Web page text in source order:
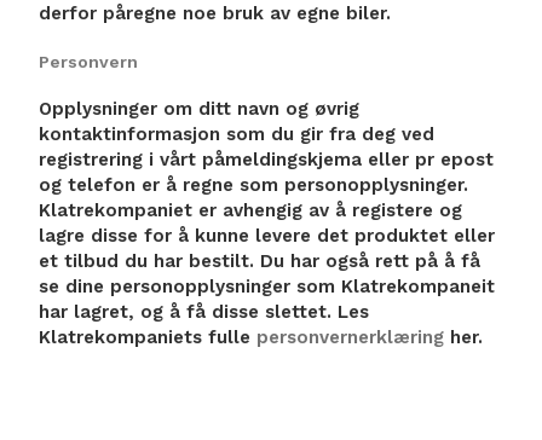
derfor påregne noe bruk av egne biler.
Personvern
Opplysninger om ditt navn og øvrig
kontaktinformasjon som du gir fra deg ved
registrering i vårt påmeldingskjema eller pr epost
og telefon er å regne som personopplysninger.
Klatrekompaniet er avhengig av å registere og
lagre disse for å kunne levere det produktet eller
et tilbud du har bestilt. Du har også rett på å få
se dine personopplysninger som Klatrekompaneit
har lagret, og å få disse slettet. Les
Klatrekompaniets fulle personvernerklæring her.